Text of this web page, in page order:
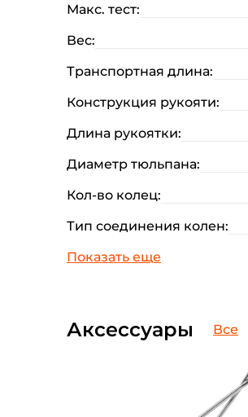
Макс. тест:
Вес:
Транспортная длина:
Конструкция рукояти:
Длина рукоятки:
Диаметр тюльпана:
Кол-во колец:
Тип соединения колен:
Аксессуары Все